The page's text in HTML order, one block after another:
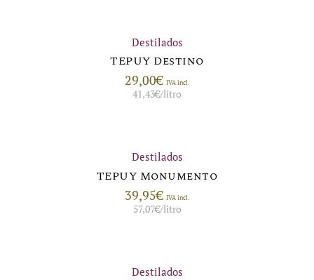
Destilados
TEPUY Destino
29,00€ IVA incl.
41,43€/litro
Destilados
TEPUY Monumento
39,95€ IVA incl.
57,07€/litro
Destilados